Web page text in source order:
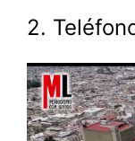
2.